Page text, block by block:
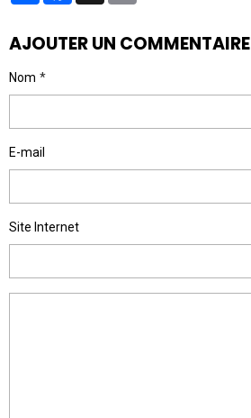
AJOUTER UN COMMENTAIRE
Nom
E-mail
Site Internet